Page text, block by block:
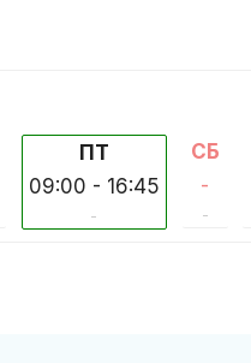
ПТ
09:00 - 16:45
-
СБ
-
-